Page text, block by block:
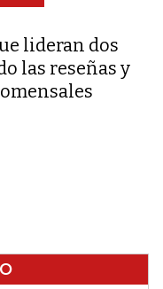
lideran dos
las reseñas y